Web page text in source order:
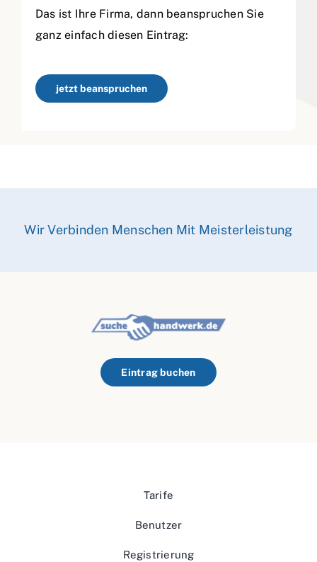
Das ist Ihre Firma, dann beanspruchen Sie
ganz einfach diesen Eintrag:
jetzt beanspruchen
Wir Verbinden Menschen Mit Meisterleistung
Eintrag buchen
Tarife
Benutzer
Registrierung